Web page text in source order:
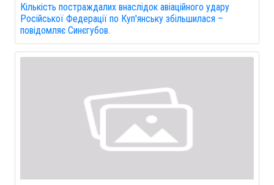
Кількість постраждалих внаслідок авіаційного удару
Російської Федерації по Куп'янську збільшилася –
повідомляє Синєгубов.